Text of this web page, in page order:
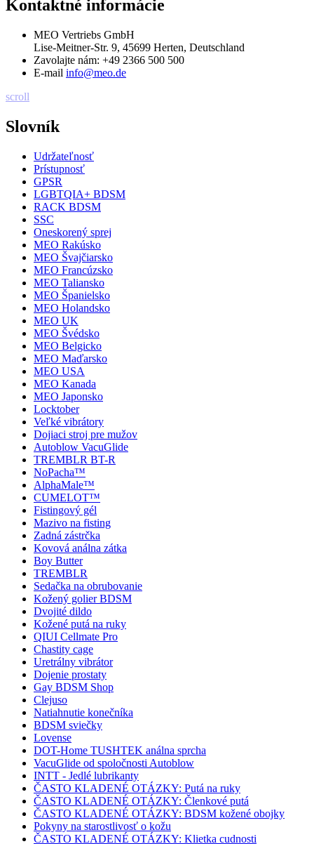
Kontaktné informácie
MEO Vertriebs GmbH
Lise-Meitner-Str. 9, 45699 Herten, Deutschland
Zavolajte nám: +49 2366 500 500
E-mail info@meo.de
scroll
Slovník
Udržateľnosť
Prístupnosť
GPSR
LGBTQIA+ BDSM
RACK BDSM
SSC
Oneskorený sprej
MEO Rakúsko
MEO Švajčiarsko
MEO Francúzsko
MEO Taliansko
MEO Španielsko
MEO Holandsko
MEO UK
MEO Švédsko
MEO Belgicko
MEO Maďarsko
MEO USA
MEO Kanada
MEO Japonsko
Locktober
Veľké vibrátory
Dojiaci stroj pre mužov
Autoblow VacuGlide
TREMBLR BT-R
NoPacha™
AlphaMale™
CUMELOT™
Fistingový gél
Mazivo na fisting
Zadná zástrčka
Kovová análna zátka
Boy Butter
TREMBLR
Sedačka na obrubovanie
Kožený golier BDSM
Dvojité dildo
Kožené putá na ruky
QIUI Cellmate Pro
Chastity cage
Uretrálny vibrátor
Dojenie prostaty
Gay BDSM Shop
Clejuso
Natiahnutie konečníka
BDSM sviečky
Lovense
DOT-Home TUSHTEK análna sprcha
VacuGlide od spoločnosti Autoblow
INTT - Jedlé lubrikanty
ČASTO KLADENÉ OTÁZKY: Putá na ruky
ČASTO KLADENÉ OTÁZKY: Členkové putá
ČASTO KLADENÉ OTÁZKY: BDSM kožené obojky
Pokyny na starostlivosť o kožu
ČASTO KLADENÉ OTÁZKY: Klietka cudnosti